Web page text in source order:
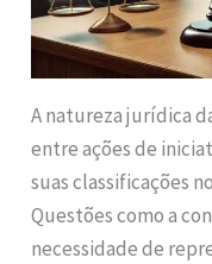
A natureza jurídica
entre ações de
suas classificações
Questões como a
necessidade de